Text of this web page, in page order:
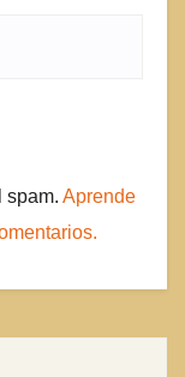
spam. Aprende